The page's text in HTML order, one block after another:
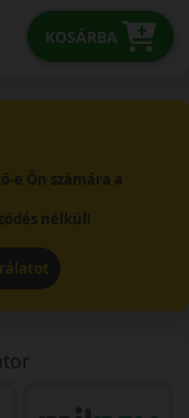
KOSÁRBA
e Ön számára a
nélkül!